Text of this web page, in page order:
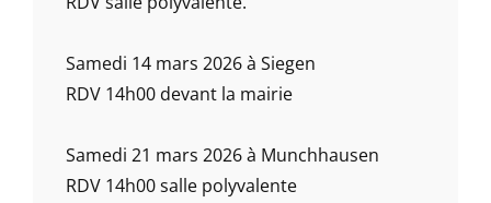
Samedi 14 mars 2026 à Siegen
RDV 14h00 devant la mairie
Samedi 21 mars 2026 à Munchhausen
RDV 14h00 salle polyvalente